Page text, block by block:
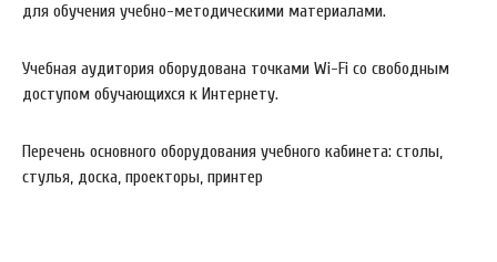
для обучения учебно-методическими материалами.
Учебная аудитория оборудована точками Wi-Fi со свободным
доступом обучающихся к Интернету.
Перечень основного оборудования учебного кабинета: столы,
стулья, доска, проекторы, принтер